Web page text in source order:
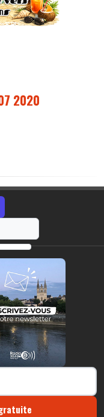
2020
https://radio-g.fr?9782